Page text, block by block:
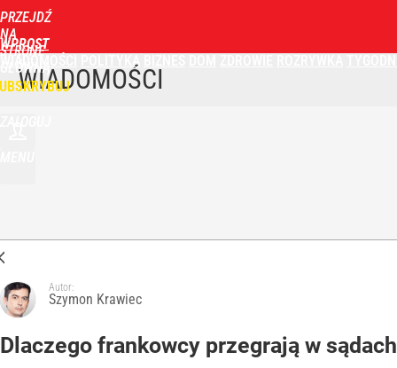
PRZEJDŹ
NA
STRONĘ
GŁÓWNĄ
WPROST
POLITYKA
WIADOMOŚCI
Autor:
Szymon Krawiec
Dlaczego frankowcy przegrają w sądach